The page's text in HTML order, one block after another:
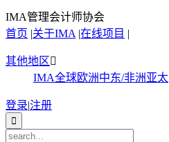
IMA管理会计师协会
首页 |关于IMA |在线项目 |
其他地区
IMA全球欧洲中东/非洲亚太
登录|注册
